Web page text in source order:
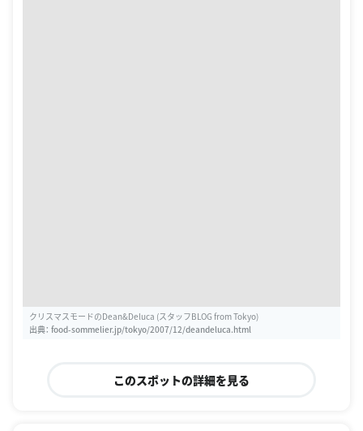
クリスマスモードのDean&Deluca (スタッフBLOG from Tokyo)
出典： food-sommelier.jp/tokyo/2007/12/deandeluca.html
このスポットの詳細を見る